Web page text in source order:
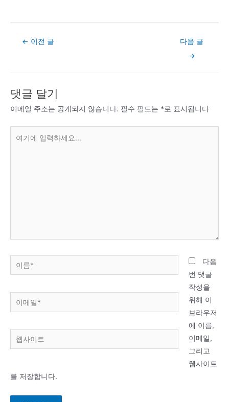
Post← 이전 글
다음 글
→
댓글 달기
이메일 주소는 공개되지 않습니다. 필수 필드는 *로 표시됩니다
름
메
사
트
다음
번 댓글
작성을
위해 이
브라우저
에 이름,
이메일,
그리고
웹사이트
를 저장합니다.